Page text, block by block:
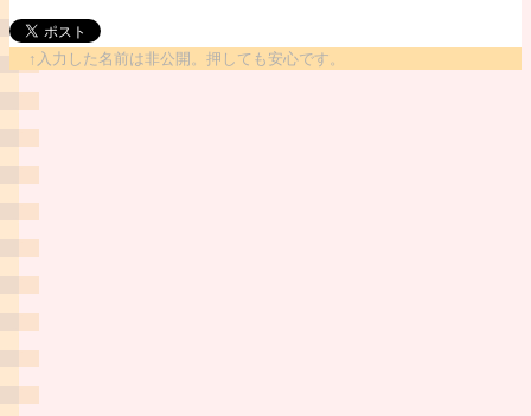
↑入力した名前は非公開。押しても安心です。